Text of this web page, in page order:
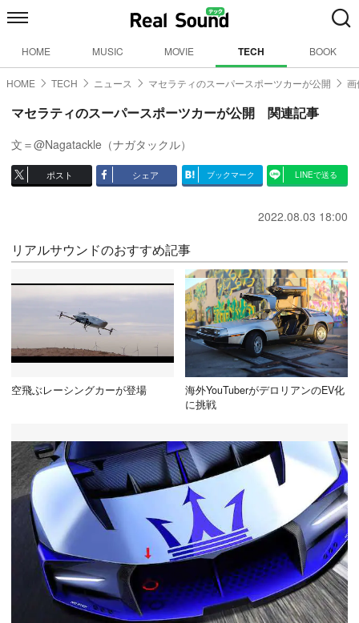
HOME MUSIC MOVIE TECH BOOK
HOME TECH ニュース マセラティのスーパースポーツカーが公開
マセラティのスーパースポーツカーが公開 関連記事
文＝@Nagatackle（ナガタックル）
ポスト シェア ブックマーク LINEで送る
2022.08.03 18:00
リアルサウンドのおすすめ記事
空飛ぶレーシングカーが登場
海外YouTuberがデロリアンのEV化
に挑戦